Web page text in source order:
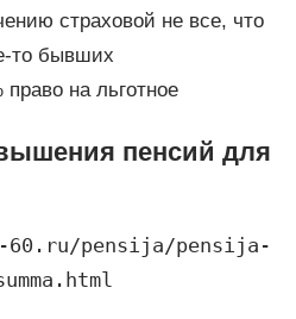
страховой​ не все, что​
то​ бывших
на льготное​
пенсий для
pensija/pensija-